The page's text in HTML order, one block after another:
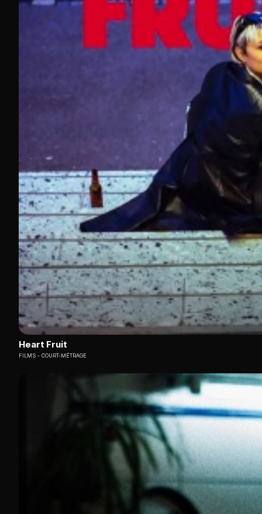
Heart Fruit
FILMS COURT-MÉTRAGE